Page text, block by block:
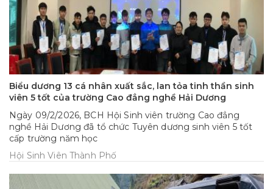
Biểu dương 13 cá nhân xuất sắc, lan tỏa tinh thần sinh
viên 5 tốt của trường Cao đẳng nghề Hải Dương
Ngày 09/2/2026, BCH Hội Sinh viên trường Cao đẳng
nghề Hải Dương đã tổ chức Tuyên dương sinh viên 5 tốt
cấp trường năm học
Hội Sinh Viên Thành Phố